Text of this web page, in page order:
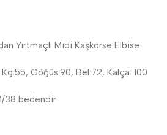
Yırtmaçlı Midi Kaşkorse Elbise
Göğüs:90, Bel:72, Kalça: 100
38 bedendir